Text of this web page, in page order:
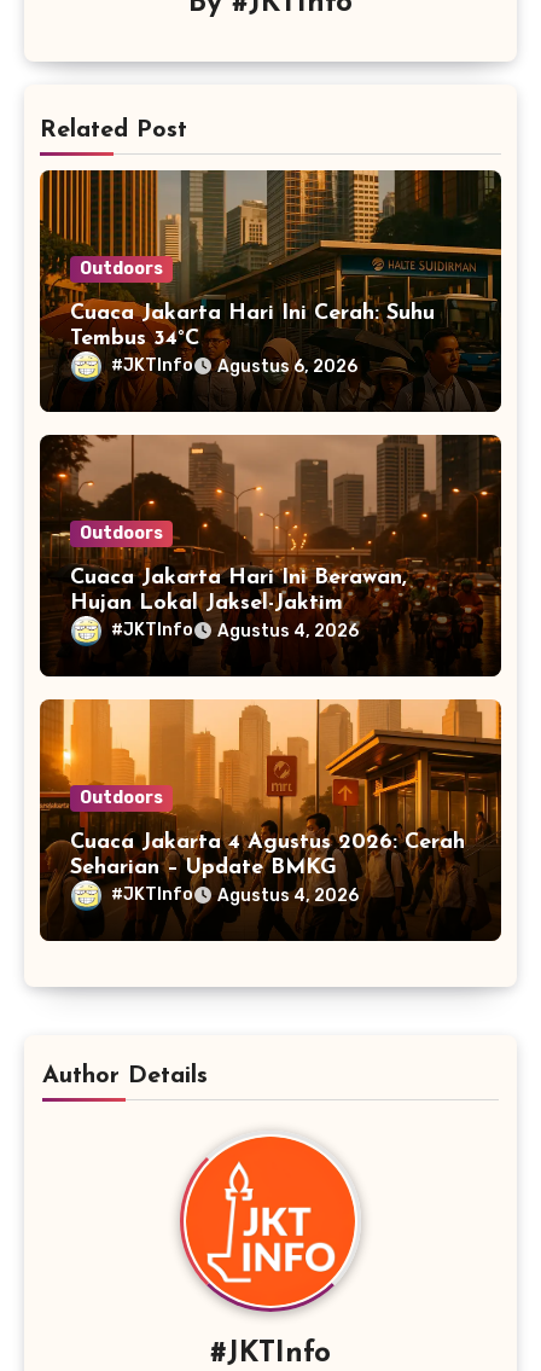
Related Post
Outdoors
Cuaca Jakarta Hari Ini Cerah: Suhu
Tembus 34°C
#JKTInfo Agustus 6, 2026
Outdoors
Cuaca Jakarta Hari Ini Berawan,
Hujan Lokal Jaksel-Jaktim
#JKTInfo Agustus 4, 2026
Outdoors
Cuaca Jakarta 4 Agustus 2026: Cerah
Seharian – Update BMKG
#JKTInfo Agustus 4, 2026
Author Details
#JKTInfo